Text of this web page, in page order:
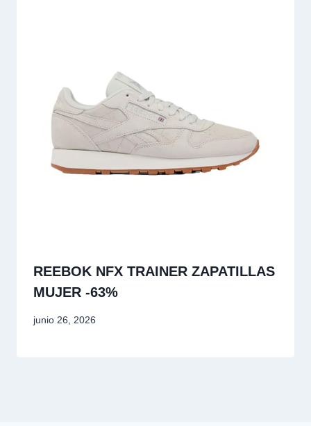
REEBOK NFX TRAINER ZAPATILLAS
MUJER -63%
junio 26, 2026